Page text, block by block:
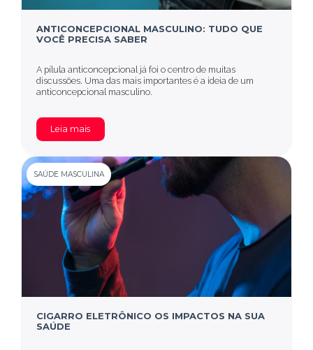
ANTICONCEPCIONAL MASCULINO: TUDO QUE
VOCÊ PRECISA SABER
A pílula anticoncepcional já foi o centro de muitas
discussões. Uma das mais importantes é a ideia de um
anticoncepcional masculino.
Leia mais
SAÚDE MASCULINA
CIGARRO ELETRÔNICO OS IMPACTOS NA SUA
SAÚDE